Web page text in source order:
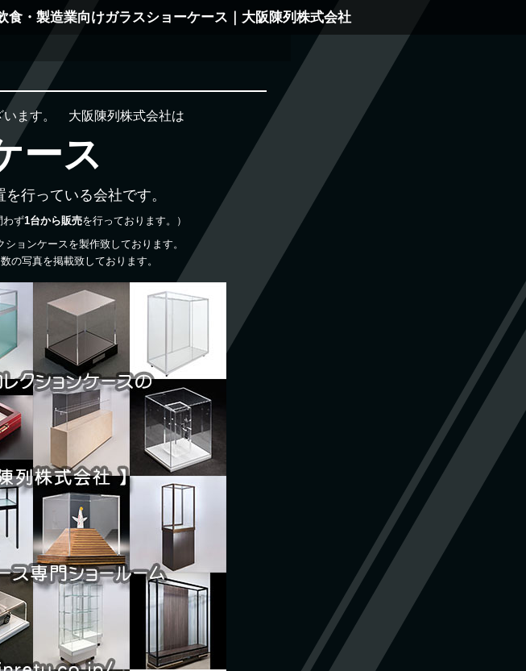
・製造業向けガラスショーケース｜大阪陳列株式会社
います。 大阪陳列株式会社は
ース
行っている会社です。
わず1台から販売を行っております。）
ョンケースを製作致しております。
の写真を掲載致しております。